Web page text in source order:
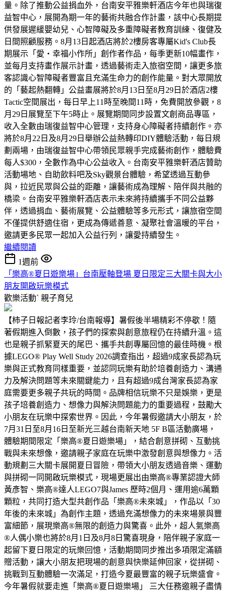
量。除了推動公益捐血外，台南安平雅樂軒酒店今年也與瑞復
益智中心，展開為期一年的藝術共融合作計畫，該中心長期提
供發展遲緩嬰幼兒、心智障礙及多重障礙者教育訓練、復健及
日間照顧服務。8月13日起酒店將於2樓房客專屬Kid's Club長
期展示「愛・幸福小作所」創作者作品，每季更新10幅畫作，
並每月支持畫作展示計畫，透過藝術走入旅宿空間，讓更多旅
客認識心智障礙者豐富且充滿生命力的創作能量。對大眾開放
的「藝起熱翻轉」公益畫展將於8月13日至8月29日於酒店2樓
Tactic空間展出，每日早上11時至晚間11時，免費開放參觀，8
月29日展覽至下午5時止。展覽期間同步設置文創商品專區，
收入全數由瑞復益智中心管理，支持身心障礙者持續創作。亦
將於8月22日及8月29日舉辦公益熱轉印DIY體驗活動，每日規
劃兩場，由瑞復益智中心帶領民眾親手完成藝術創作，體驗費
每人$300，全數作為中心公益收入。台南安平雅樂軒酒店贊助
活動場地、自助飲料吧及Sky觀景台體驗，希望透過互動參
與，拉近民眾與公益的距離，讓藝術成為理解、陪伴與共融的
橋梁。台南安平雅樂軒酒店表示未來將持續攜手不同公益夥
伴，透過捐血、藝術展覽、公益體驗等多元形式，讓旅宿空間
不僅提供舒適住宿，更成為傳遞善意、凝聚社會溫暖的平台，
邀請更多民眾一起加入公益行列，讓愛持續發生。
繼續閱讀
1週前
「樂高®夏日遊樂場」台南壓軸登場 夏日限定三大關卡與大小
朋友開啟玩樂模式
歡樂活動ˋ 親子育兒
【柿子日報記者李玲/台南報導】暑假後半場精彩不停歇！隨
著假期進入倒數，孩子們的探索與創意旅程仍在持續升溫。這
也是親子抓緊夏天的尾巴、攜手共創專屬回憶的最佳時機。根
據LEGO® Play Well Study 2026調查指出，超過9成家長認為玩
樂與正式教育同樣重要，並認同玩樂有助於培養創造力、溝通
力及解決問題等未來關鍵能力，且有超過9成台灣家長認為家
庭需要更多親子共玩的時間。品牌相信玩樂不只是娛樂，更是
孩子培養創造力、想像力與解決問題能力的重要過程，鼓勵大
小朋友在玩樂中探索世界。因此，今年暑假邀請大小朋友，於
7月31日至8月16日至新光三越台南新天地 5F B區活動廣場，
體驗期間限定「樂高®夏日遊樂場」，結合創意拼砌、互動挑
戰與未來想像，邀請親子家庭在玩樂中激發創意與想像力。活
動規劃三大關卡展開夏日冒險，帶領大小朋友透過音樂、運動
與拼砌一同開啟玩樂模式，現場更展出由樂高®專業認證大師
黃彥智、樂高®達人LEGO7與James 歷時2個月、運用逾6萬顆
顆粒，共同打造大型共創作品「樂高®未來城」，作品以「30
年後的未來城」為創作主題，透過充滿想像力的未來場景與豐
富細節，展現樂高®無限的創造力與驚喜。此外，超人氣樂高
®人偶小樂也將於8月1日及8月8日驚喜現身，陪伴親子家庭一
起留下夏日限定的玩樂回憶，活動期間同步推出多項限定滿額
贈活動，讓大小朋友把現場的創意與快樂延伸回家，從拼砌、
挑戰到互動體驗一次滿足，打造今夏最豐富的親子玩樂盛會。
今年暑假就要走進「樂高®夏日遊樂場」 三大任務邀親子盡情